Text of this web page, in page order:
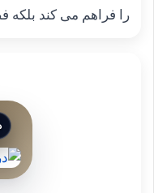
را فراهم می کند بلکه